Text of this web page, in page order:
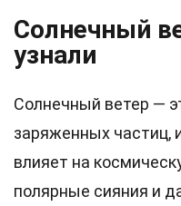
Солнечный
узнали
Солнечный ветер —
заряженных частиц,
влияет на
полярные сияния и